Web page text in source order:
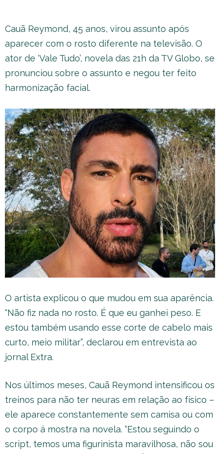
Cauã Reymond, 45 anos, virou assunto após
aparecer com o rosto diferente na televisão. O
ator de ‘Vale Tudo’, novela das 21h da TV Globo, se
pronunciou sobre o assunto e negou ter feito
harmonização facial.
O artista explicou o que mudou em sua aparência.
“Não fiz nada no rosto. É que eu ganhei peso. E
estou também usando esse corte de cabelo mais
curto, meio militar”, declarou em entrevista ao
jornal Extra.
Nos últimos meses, Cauã Reymond intensificou os
treinos para não ter neuras em relação ao físico –
ele aparece constantemente sem camisa ou com
o corpo á mostra na novela. “Estou seguindo o
script, temos uma figurinista maravilhosa, não sou